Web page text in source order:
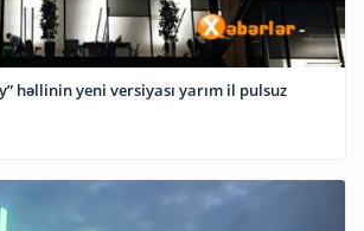
həllinin yeni versiyası yarım il pulsuz